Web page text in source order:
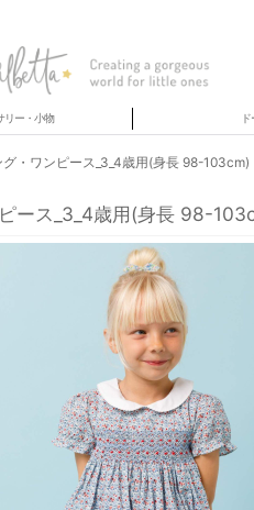
リー・小物
・ワンピース_3_4歳用(身長 98-103cm)
ース_3_4歳用(身長 98-